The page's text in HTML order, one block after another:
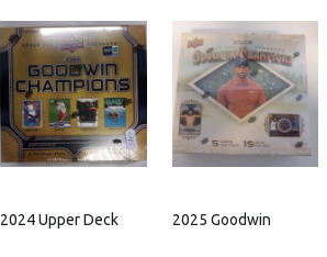
2024 Upper Deck 2025 Goodwin